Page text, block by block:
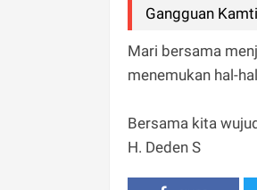
Gangguan
Mari bersama
menemukan hal-
Bersama kita
H. Deden S